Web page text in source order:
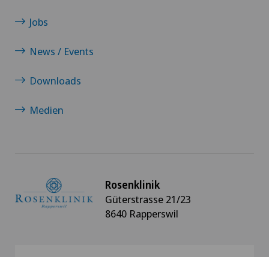
Jobs
News / Events
Downloads
Medien
Rosenklinik
Güterstrasse 21/23
8640 Rapperswil